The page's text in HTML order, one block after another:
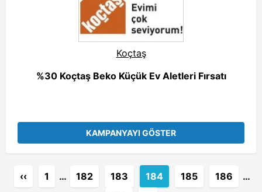
Koçtaş
%30 Koçtaş Beko Küçük Ev Aletleri Fırsatı
KAMPANYAYI GÖSTER
‹‹ 1 … 182 183 184 185 186
…